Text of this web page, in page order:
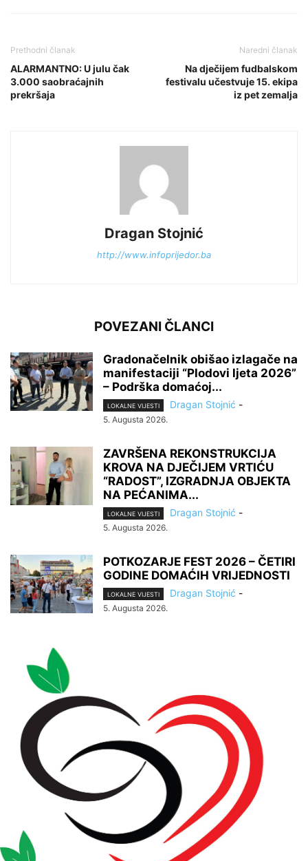
Prethodni članak
ALARMANTNO: U julu čak
3.000 saobraćajnih
prekršaja
Naredni članak
Na dječijem fudbalskom
festivalu učestvuje 15. ekipa
iz pet zemalja
Dragan Stojnić
http://www.infoprijedor.ba
POVEZANI ČLANCI
Gradonačelnik obišao izlagače na
manifestaciji “Plodovi ljeta 2026”
– Podrška domaćoj...
LOKALNE VIJESTI Dragan Stojnić -
5. Augusta 2026.
ZAVRŠENA REKONSTRUKCIJA
KROVA NA DJEČIJEM VRTIĆU
“RADOST”, IZGRADNJA OBJEKTA
NA PEĆANIMA...
LOKALNE VIJESTI Dragan Stojnić -
5. Augusta 2026.
POTKOZARJE FEST 2026 – ČETIRI
GODINE DOMAĆIH VRIJEDNOSTI
LOKALNE VIJESTI Dragan Stojnić -
5. Augusta 2026.